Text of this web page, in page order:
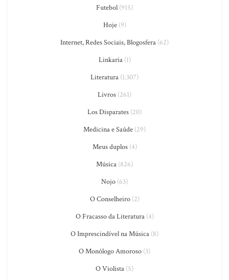
Futebol (915)
Hoje(9)
Internet, Redes Sociais, Blogosfera (62)
Linkaria(1)
Literatura (1.307)
Livros (261)
Los Disparates (20)
Medicina e Saúde (29)
Meus duplos(4)
Música (826)
Nojo (63)
O Conselheiro(2)
O Fracasso da Literatura(4)
O Imprescindível na Música (8)
O Monólogo Amoroso (3)
O Violista (5)